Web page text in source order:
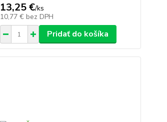
13,25 €/ks
10,77 € bez DPH
Pridať do košíka